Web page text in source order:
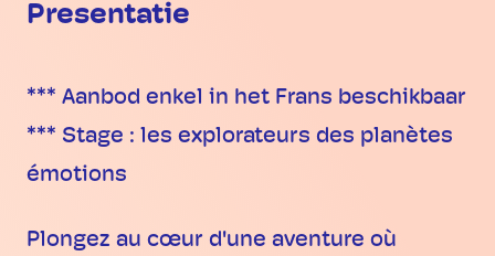
Presentatie
*** Aanbod enkel in het Frans beschikbaar
*** Stage : les explorateurs des planètes
émotions
Plongez au cœur d'une aventure où